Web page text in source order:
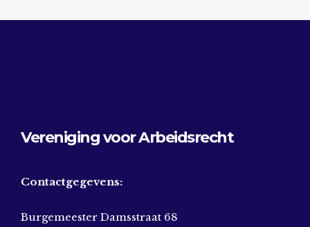
Vereniging voor Arbeidsrecht
Contactgegevens:
Burgemeester Damsstraat 68